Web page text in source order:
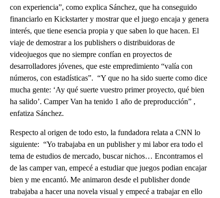
con experiencia”, como explica Sánchez, que ha conseguido
financiarlo en Kickstarter y mostrar que el juego encaja y genera
interés, que tiene esencia propia y que saben lo que hacen. El
viaje de demostrar a los publishers o distribuidoras de
videojuegos que no siempre confían en proyectos de
desarrolladores jóvenes, que este empredimiento “valía con
números, con estadísticas”. “Y que no ha sido suerte como dice
mucha gente: ‘Ay qué suerte vuestro primer proyecto, qué bien
ha salido’. Camper Van ha tenido 1 año de preproducción” ,
enfatiza Sánchez.
Respecto al origen de todo esto, la fundadora relata a CNN lo
siguiente: “Yo trabajaba en un publisher y mi labor era todo el
tema de estudios de mercado, buscar nichos… Encontramos el
de las camper van, empecé a estudiar que juegos podian encajar
bien y me encantó. Me animaron desde el publisher donde
trabajaba a hacer una novela visual y empecé a trabajar en ello